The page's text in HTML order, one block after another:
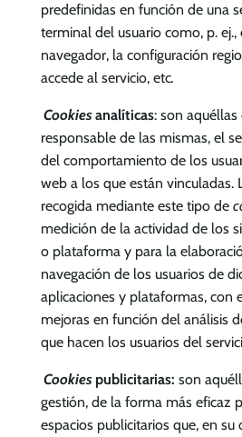
predefinidas en función de una
terminal del usuario como, p.
navegador, la configuración
accede al servicio, etc.
Cookiesanalíticas: son
responsable de las mismas, el
del comportamiento de los
web a los que están vinculadas.
recogida mediante este tipo de
medición de la actividad de los
o plataforma y para la
navegación de los usuarios de
aplicaciones y plataformas, con
mejoras en función del análisis
que hacen los usuarios del
Cookies publicitarias: son
gestión, de la forma más eficaz
espacios publicitarios que, en su